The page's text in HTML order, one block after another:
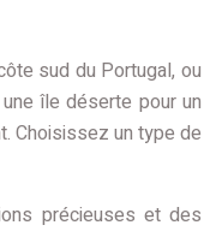
sud du Portugal, ou
île déserte pour un
Choisissez un type de
précieuses et des